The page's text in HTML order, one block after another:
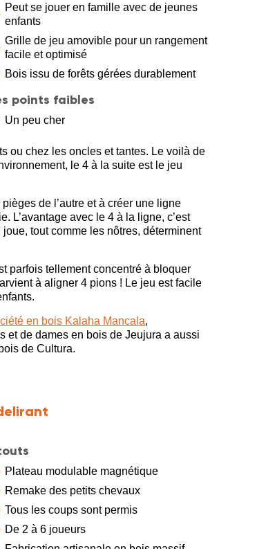
Peut se jouer en famille avec de jeunes
enfants
Grille de jeu amovible pour un rangement
facile et optimisé
Bois issu de forêts gérées durablement
points faibles
Un peu cher
ou chez les oncles et tantes. Le voilà de
le 4 à la suite est le jeu
de l’autre et à créer une ligne
L’avantage avec le 4 à la ligne, c’est
tout comme les nôtres, déterminent
parfois tellement concentré à bloquer
à aligner 4 pions ! Le jeu est facile
en bois Kalaha Mancala,
et de dames en bois de Jeujura a aussi
de Cultura.
Plateau modulable magnétique
Remake des petits chevaux
Tous les coups sont permis
De 2 à 6 joueurs